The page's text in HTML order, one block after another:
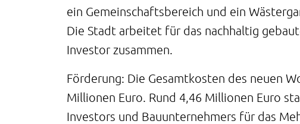
ein Gemeinschaftsbereich und ein
Die Stadt arbeitet für das nachhaltig
Investor zusammen.
Förderung: Die Gesamtkosten des neuen
Millionen Euro. Rund 4,46 Millionen Euro
Investors und Bauunternehmers für das